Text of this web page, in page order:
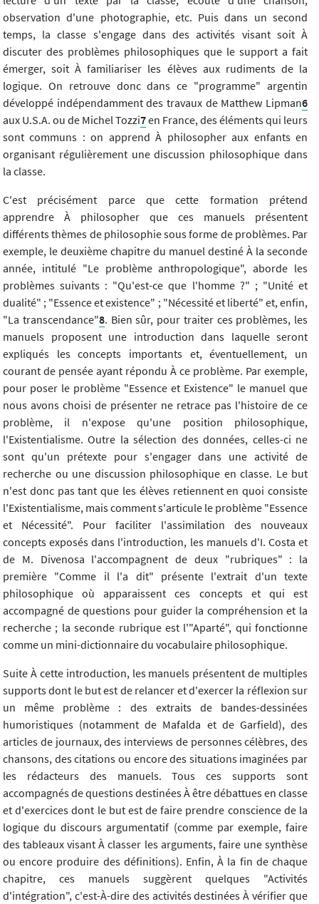
observation d'une photographie, etc. Puis dans un second
temps, la classe s'engage dans des activités visant soit À
discuter des problèmes philosophiques que le support a fait
émerger, soit À familiariser les élèves aux rudiments de la
logique. On retrouve donc dans ce "programme" argentin
développé indépendamment des travaux de Matthew Lipman6
aux U.S.A. ou de Michel Tozzi7en France, des éléments qui leurs
sont communs : on apprend À philosopher aux enfants en
organisant régulièrement une discussion philosophique dans
la classe.
C'est précisément parce que cette formation prétend
apprendre À philosopher que ces manuels présentent
différents thèmes de philosophie sous forme de problèmes. Par
exemple, le deuxième chapitre du manuel destiné À la seconde
année, intitulé "Le problème anthropologique", aborde les
problèmes suivants : "Qu'est-ce que l'homme ?" ; "Unité et
dualité" ; "Essence et existence" ; "Nécessité et liberté" et, enfin,
"La transcendance"8. Bien sûr, pour traiter ces problèmes, les
manuels proposent une introduction dans laquelle seront
expliqués les concepts importants et, éventuellement, un
courant de pensée ayant répondu À ce problème. Par exemple,
pour poser le problème "Essence et Existence" le manuel que
nous avons choisi de présenter ne retrace pas l'histoire de ce
problème, il n'expose qu'une position philosophique,
l'Existentialisme. Outre la sélection des données, celles-ci ne
sont qu'un prétexte pour s'engager dans une activité de
recherche ou une discussion philosophique en classe. Le but
n'est donc pas tant que les élèves retiennent en quoi consiste
l'Existentialisme, mais comment s'articule le problème "Essence
et Nécessité". Pour faciliter l'assimilation des nouveaux
concepts exposés dans l'introduction, les manuels d'I. Costa et
de M. Divenosa l'accompagnent de deux "rubriques" : la
première "Comme il l'a dit" présente l'extrait d'un texte
philosophique où apparaissent ces concepts et qui est
accompagné de questions pour guider la compréhension et la
recherche ; la seconde rubrique est l'"Aparté", qui fonctionne
comme un mini-dictionnaire du vocabulaire philosophique.
Suite À cette introduction, les manuels présentent de multiples
supports dont le but est de relancer et d'exercer la réflexion sur
un même problème : des extraits de bandes-dessinées
humoristiques (notamment de Mafalda et de Garfield), des
articles de journaux, des interviews de personnes célèbres, des
chansons, des citations ou encore des situations imaginées par
les rédacteurs des manuels. Tous ces supports sont
accompagnés de questions destinées À être débattues en classe
et d'exercices dont le but est de faire prendre conscience de la
logique du discours argumentatif (comme par exemple, faire
des tableaux visant À classer les arguments, faire une synthèse
ou encore produire des définitions). Enfin, À la fin de chaque
chapitre, ces manuels suggèrent quelques "Activités
d'intégration", c'est-À-dire des activités destinées À vérifier que